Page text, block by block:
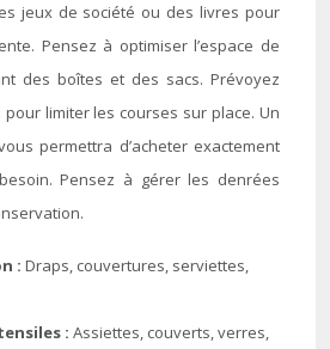
jeux de société ou des livres pour
Pensez à optimiser l’espace de
des boîtes et des sacs. Prévoyez
limiter les courses sur place. Un
permettra d’acheter exactement
Pensez à gérer les denrées
: Draps, couvertures, serviettes,
: Assiettes, couverts, verres,